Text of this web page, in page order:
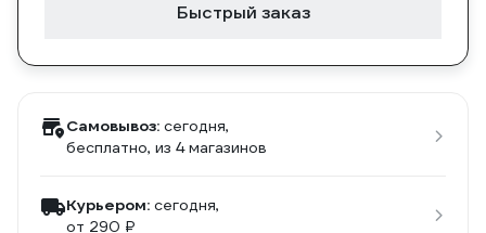
Быстрый заказ
Самовывоз: сегодня,
бесплатно, из 4 магазинов
Курьером: сегодня,
от 290 ₽